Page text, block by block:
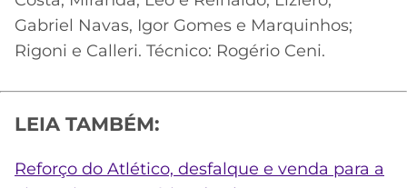
Gabriel Navas, Igor Gomes e Marquinhos;
Rigoni e Calleri. Técnico: Rogério Ceni.
LEIA TAMBÉM:
Reforço do Atlético, desfalque e venda para a